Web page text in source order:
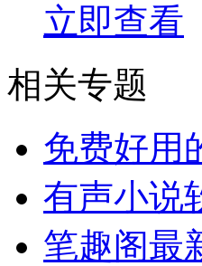
立即查看
相关专题
免费好用
有声小说
笔趣阁最